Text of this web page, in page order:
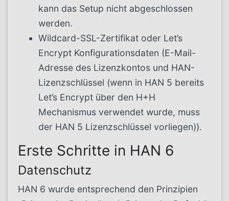
kann das Setup nicht abgeschlossen
werden.
Wildcard-SSL-Zertifikat oder Let’s
Encrypt Konfigurationsdaten (E-Mail-
Adresse des Lizenzkontos und HAN-
Lizenzschlüssel (wenn in HAN 5 bereits
Let’s Encrypt über den H+H
Mechanismus verwendet wurde, muss
der HAN 5 Lizenzschlüssel vorliegen)).
Erste Schritte in HAN 6
Datenschutz
HAN 6 wurde entsprechend den Prinzipien